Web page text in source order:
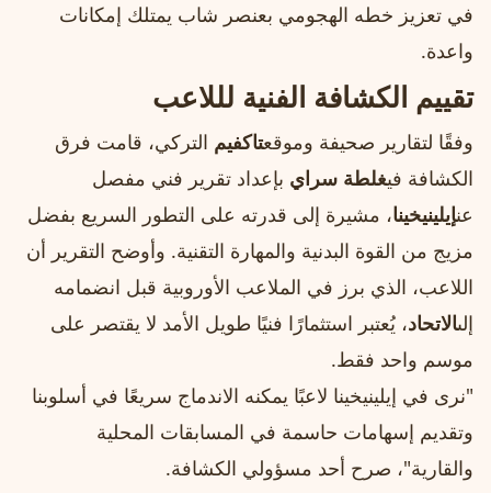
في تعزيز خطه الهجومي بعنصر شاب يمتلك إمكانات
واعدة.
تقييم الكشافة الفنية لللاعب
وفقًا لتقارير صحيفة وموقعتاكفيم التركي، قامت فرق
الكشافة فيغلطة سراي بإعداد تقرير فني مفصل
عنإيلينيخينا، مشيرة إلى قدرته على التطور السريع بفضل
مزيج من القوة البدنية والمهارة التقنية. وأوضح التقرير أن
اللاعب، الذي برز في الملاعب الأوروبية قبل انضمامه
إلىالاتحاد، يُعتبر استثمارًا فنيًا طويل الأمد لا يقتصر على
موسم واحد فقط.
"نرى في إيلينيخينا لاعبًا يمكنه الاندماج سريعًا في أسلوبنا
وتقديم إسهامات حاسمة في المسابقات المحلية
والقارية"، صرح أحد مسؤولي الكشافة.